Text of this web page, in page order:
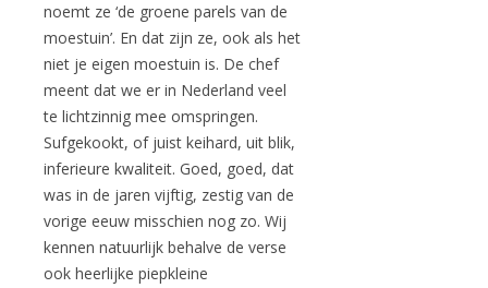
noemt ze ‘de groene parels van de
moestuin’. En dat zijn ze, ook als het
niet je eigen moestuin is. De chef
meent dat we er in Nederland veel
te lichtzinnig mee omspringen.
Sufgekookt, of juist keihard, uit blik,
inferieure kwaliteit. Goed, goed, dat
was in de jaren vijftig, zestig van de
vorige eeuw misschien nog zo. Wij
kennen natuurlijk behalve de verse
ook heerlijke piepkleine